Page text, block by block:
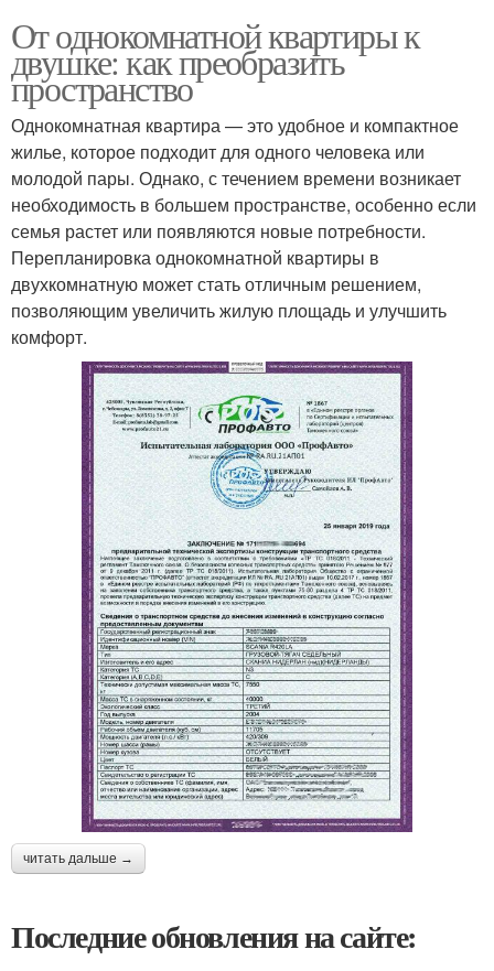
От однокомнатной квартиры к
двушке: как преобразить
пространство
Однокомнатная квартира — это удобное и компактное
жилье, которое подходит для одного человека или
молодой пары. Однако, с течением времени возникает
необходимость в большем пространстве, особенно если
семья растет или появляются новые потребности.
Перепланировка однокомнатной квартиры в
двухкомнатную может стать отличным решением,
позволяющим увеличить жилую площадь и улучшить
комфорт.
читать дальше →
Последние обновления на сайте: